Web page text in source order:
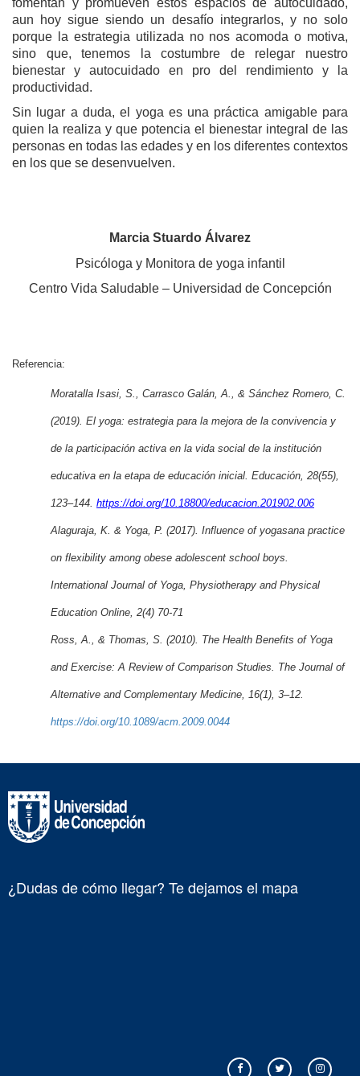
aun hoy sigue siendo un desafío integrarlos, y no solo
porque la estrategia utilizada no nos acomoda o motiva,
sino que, tenemos la costumbre de relegar nuestro
bienestar y autocuidado en pro del rendimiento y la
productividad.
Sin lugar a duda, el yoga es una práctica amigable para
quien la realiza y que potencia el bienestar integral de las
personas en todas las edades y en los diferentes contextos
en los que se desenvuelven.
Marcia Stuardo Álvarez
Psicóloga y Monitora de yoga infantil
Centro Vida Saludable – Universidad de Concepción
Referencia:
Moratalla Isasi, S., Carrasco Galán, A., & Sánchez Romero, C.
(2019). El yoga: estrategia para la mejora de la convivencia y
de la participación activa en la vida social de la institución
educativa en la etapa de educación inicial. Educación, 28(55),
123–144. https://doi.org/10.18800/educacion.201902.006
Alaguraja, K. & Yoga, P. (2017). Influence of yogasana practice
on flexibility among obese adolescent school boys.
International Journal of Yoga, Physiotherapy and Physical
Education Online, 2(4) 70-71
Ross, A., & Thomas, S. (2010). The Health Benefits of Yoga
and Exercise: A Review of Comparison Studies. The Journal of
Alternative and Complementary Medicine, 16(1), 3–12.
https://doi.org/10.1089/acm.2009.0044
¿Dudas de cómo llegar? Te dejamos el mapa